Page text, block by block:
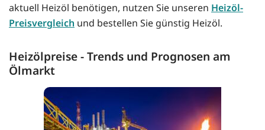
aktuell Heizöl benötigen, nutzen Sie unseren Heizöl-
Preisvergleich und bestellen Sie günstig Heizöl.
Heizölpreise - Trends und Prognosen am
Ölmarkt